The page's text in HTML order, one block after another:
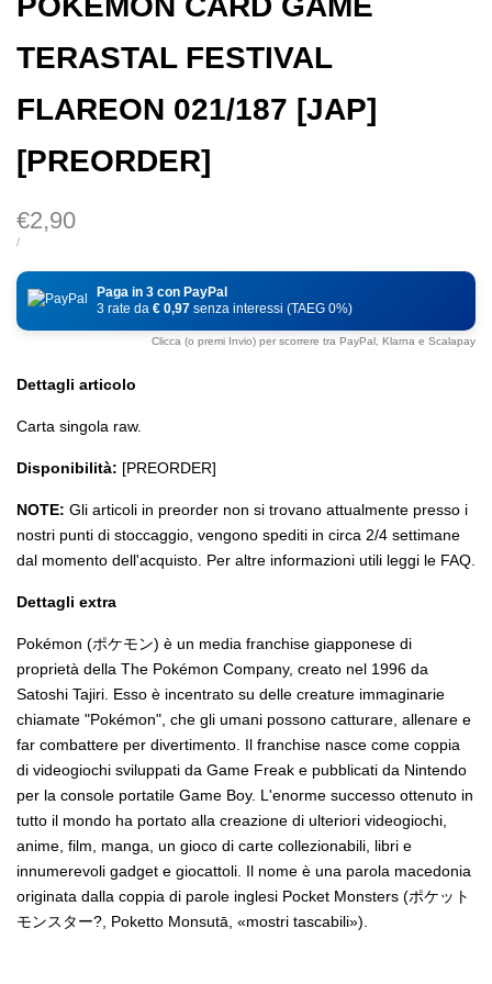
TERASTAL FESTIVAL
FLAREON 021/187 [JAP]
[PREORDER]
Prezzo
di
vendita
€2,90
PREZZO
UNITÀ
/PER
Paga in 3 con PayPal
3 rate da € 0,97 senza interessi (TAEG 0%)
Clicca (o premi Invio) per scorrere tra PayPal, Klarna e Scalapay
Dettagli articolo
Carta singola raw.
Disponibilità: [PREORDER]
NOTE: Gli articoli in preorder non si trovano attualmente presso i
nostri punti di stoccaggio, vengono spediti in circa 2/4 settimane
dal momento dell'acquisto. Per altre informazioni utili leggi le FAQ.
Dettagli extra
Pokémon (ポケモン) è un media franchise giapponese di
proprietà della The Pokémon Company, creato nel 1996 da
Satoshi Tajiri. Esso è incentrato su delle creature immaginarie
chiamate "Pokémon", che gli umani possono catturare, allenare e
far combattere per divertimento. Il franchise nasce come coppia
di videogiochi sviluppati da Game Freak e pubblicati da Nintendo
per la console portatile Game Boy. L'enorme successo ottenuto in
tutto il mondo ha portato alla creazione di ulteriori videogiochi,
anime, film, manga, un gioco di carte collezionabili, libri e
innumerevoli gadget e giocattoli. Il nome è una parola macedonia
originata dalla coppia di parole inglesi Pocket Monsters (ポケット
モンスター?, Poketto Monsutā, «mostri tascabili»).